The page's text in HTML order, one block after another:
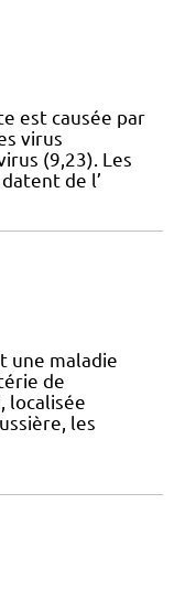
est causée par
virus
(9,23). Les
de l’
une maladie
de
localisée
les